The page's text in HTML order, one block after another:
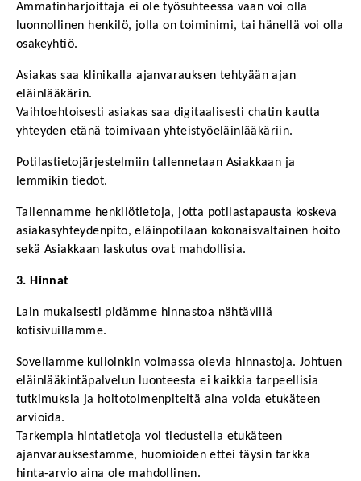
Ammatinharjoittaja ei ole työsuhteessa vaan voi olla
luonnollinen henkilö, jolla on toiminimi, tai hänellä voi olla
osakeyhtiö.
Asiakas saa klinikalla ajanvarauksen tehtyään ajan
eläinlääkärin.
Vaihtoehtoisesti asiakas saa digitaalisesti chatin kautta
yhteyden etänä toimivaan yhteistyöeläinlääkäriin.
Potilastietojärjestelmiin tallennetaan Asiakkaan ja
lemmikin tiedot.
Tallennamme henkilötietoja, jotta potilastapausta koskeva
asiakasyhteydenpito, eläinpotilaan kokonaisvaltainen hoito
sekä Asiakkaan laskutus ovat mahdollisia.
3. Hinnat
Lain mukaisesti pidämme hinnastoa nähtävillä
kotisivuillamme.
Sovellamme kulloinkin voimassa olevia hinnastoja. Johtuen
eläinlääkintäpalvelun luonteesta ei kaikkia tarpeellisia
tutkimuksia ja hoitotoimenpiteitä aina voida etukäteen
arvioida.
Tarkempia hintatietoja voi tiedustella etukäteen
ajanvarauksestamme, huomioiden ettei täysin tarkka
hinta-arvio aina ole mahdollinen.